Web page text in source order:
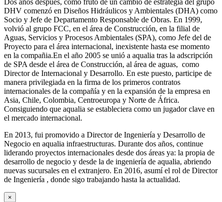
Dos años después, como fruto de un cambio de estrategia del grupo
DHV comenzó en Diseños Hidráulicos y Ambientales (DHA) como
Socio y Jefe de Departamento Responsable de Obras. En 1999,
volvió al grupo FCC, en el área de Construcción, en la filial de
Aguas, Servicios y Procesos Ambientales (SPA), como Jefe del de
Proyecto para el área internacional, inexistente hasta ese momento
en la compañia.En el año 2005 se unió a aqualia tras la adscripción
de SPA desde el área de Construcción, al área de aguas, como
Director de Internacional y Desarrollo. En este puesto, participe de
manera privilegiada en la firma de los primeros contratos
internacionales de la compañía y en la expansión de la empresa en
Asia, Chile, Colombia, Centroeuropa y Norte de África.
Consiguiendo que aqualia se estableciera como un jugador clave en
el mercado internacional.
En 2013, fui promovido a Director de Ingeniería y Desarrollo de
Negocio en aqualia infraestructuras. Durante dos años, continue
liderando proyectos internacionales desde dos áreas ya: la propia de
desarrollo de negocio y desde la de ingeniería de aqualia, abriendo
nuevas sucursales en el extranjero. En 2016, asumí el rol de Director
de Ingeniería , donde sigo trabajando hasta la actualidad.
×